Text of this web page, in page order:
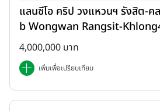
แลนซีโอ คริป วงแหวนฯ รังสิต-
b Wongwan Rangsit-
4,000,000 บาท
เพิ่มเพื่อเปรียบเทียบ